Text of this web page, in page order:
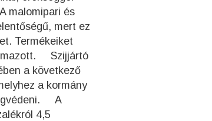
malomipari és
mert ez
Termékeiket
Szijjártó
a következő
a kormány
A
4,5